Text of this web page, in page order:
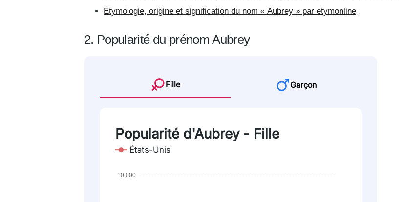
Étymologie, origine et signification du nom « Aubrey » par etymonline
2. Popularité du prénom Aubrey
Fille Garçon
Popularité d'Aubrey - Fille
États-Unis